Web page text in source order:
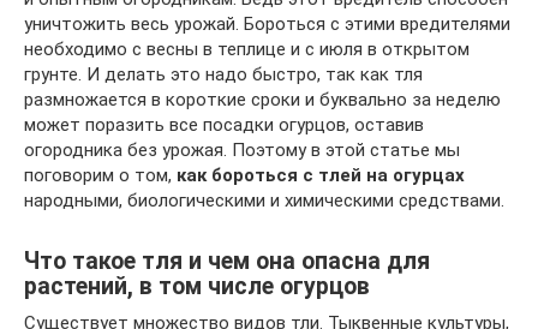
уничтожить весь урожай. Бороться с этими вредителями
необходимо с весны в теплице и с июля в открытом
грунте. И делать это надо быстро, так как тля
размножается в короткие сроки и буквально за неделю
может поразить все посадки огурцов, оставив
огородника без урожая. Поэтому в этой статье мы
поговорим о том, как бороться с тлей на огурцах
народными, биологическими и химическими средствами.
Что такое тля и чем она опасна для
растений, в том числе огурцов
Существует множество видов тли. Тыквенные культуры,